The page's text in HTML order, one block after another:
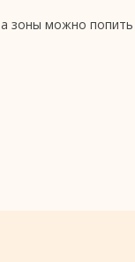
зоны можно попить